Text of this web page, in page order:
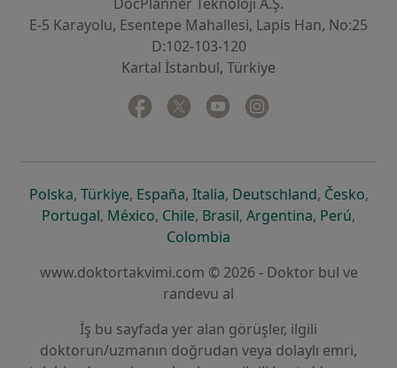
E-5 Karayolu, Esentepe Mahallesi, Lapis Han, No:25
D:102-103-120
Kartal İstanbul, Türkiye
Facebook
yeni bir sekmede açılır
Twitter
yeni bir sekmede açılır
Youtube
yeni bir sekmede açılır
Polskayeni bir sekmede açılır
, Türkiyeyeni bir sekmede açılır
, Españayeni bir sekmede açılır
, Italiayeni bir sekmede açılır
, Deutschlandyeni bir
, Českoyeni
,
Portugalyeni bir sekmede açılır
, Méxicoyeni bir sekmede açılır
, Chileyeni bir sekmede açılır
, Brasilyeni bir sekmede açılır
, Argentinayeni bir
, Perúyeni
,
Colombia
www.doktortakvimi.com © 2026 - Doktor bul ve
randevu al
İş bu sayfada yer alan görüşler, ilgili
doktorun/uzmanın doğrudan veya dolaylı emri,